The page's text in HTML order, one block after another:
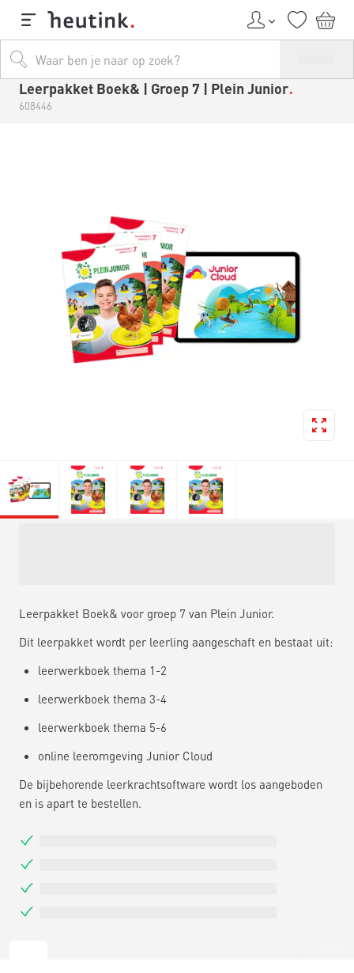
Leerpakket Boek& | Groep 7 | Plein Junior
608446
Leerpakket Boek& voor groep 7 van Plein Junior.
Dit leerpakket wordt per leerling aangeschaft en bestaat uit:
leerwerkboek thema 1-2
leerwerkboek thema 3-4
leerwerkboek thema 5-6
online leeromgeving Junior Cloud
De bijbehorende leerkrachtsoftware wordt los aangeboden
en is apart te bestellen.